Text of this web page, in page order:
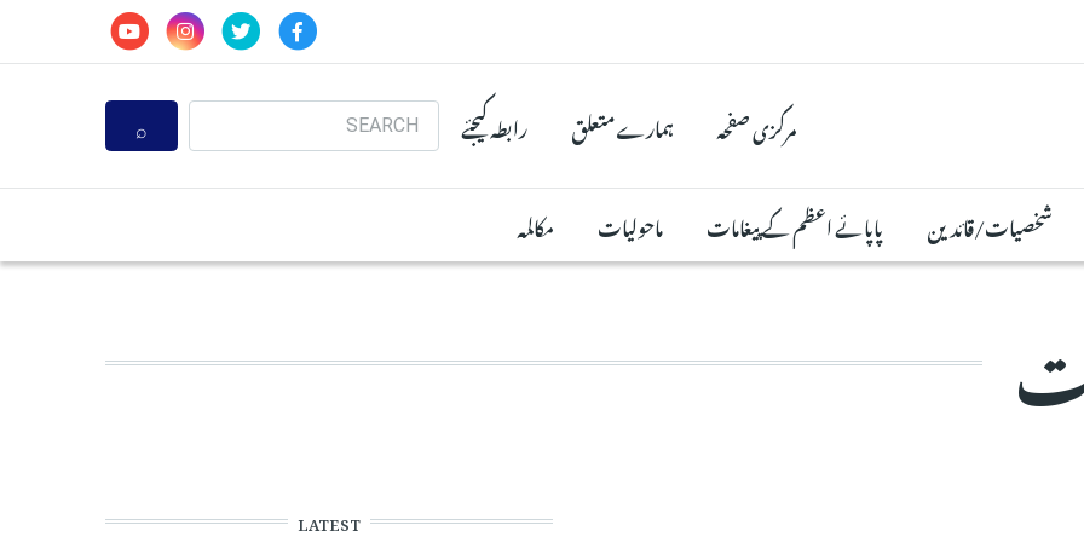
مرکزی صفحہ ہمارے متعلق رابطہ کیجئے
Search
شخصیات/قائدین پاپائے اعظم کے پیغامات ماحولیات مکالمہ
LATEST